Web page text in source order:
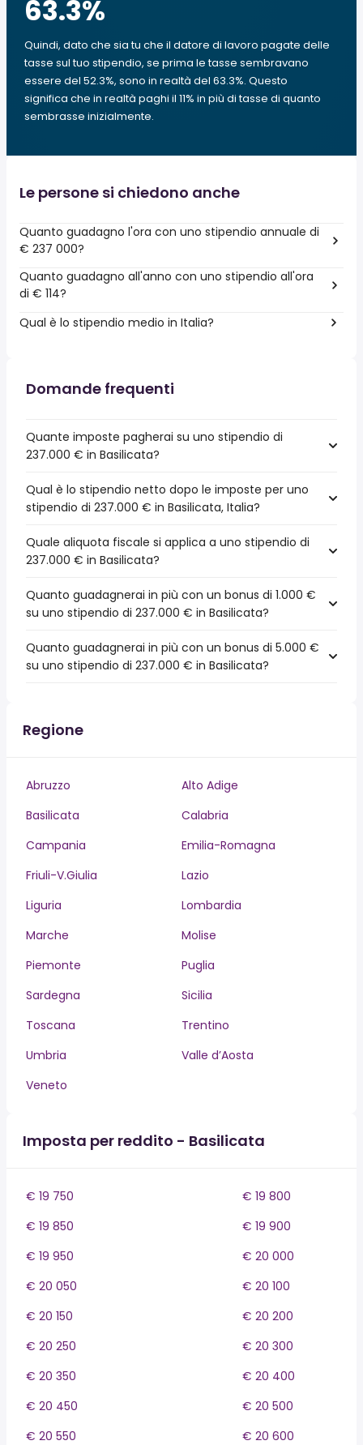
63.3%
Quindi, dato che sia tu che il datore di lavoro pagate delle
tasse sul tuo stipendio, se prima le tasse sembravano
essere del 52.3%, sono in realtà del 63.3%. Questo
significa che in realtà paghi il 11% in più di tasse di quanto
sembrasse inizialmente.
Le persone si chiedono anche
Quanto guadagno l'ora con uno stipendio annuale di
€ 237 000?
Quanto guadagno all'anno con uno stipendio all'ora
di € 114?
Qual è lo stipendio medio in Italia?
Domande frequenti
Quante imposte pagherai su uno stipendio di
237.000 € in Basilicata?
Qual è lo stipendio netto dopo le imposte per uno
stipendio di 237.000 € in Basilicata, Italia?
Quale aliquota fiscale si applica a uno stipendio di
237.000 € in Basilicata?
Quanto guadagnerai in più con un bonus di 1.000 €
su uno stipendio di 237.000 € in Basilicata?
Quanto guadagnerai in più con un bonus di 5.000 €
su uno stipendio di 237.000 € in Basilicata?
Regione
Abruzzo
Alto Adige
Basilicata
Calabria
Campania
Emilia-Romagna
Friuli-V.Giulia
Lazio
Liguria
Lombardia
Marche
Molise
Piemonte
Puglia
Sardegna
Sicilia
Toscana
Trentino
Umbria
Valle d’Aosta
Veneto
Imposta per reddito - Basilicata
€ 19 750
€ 19 800
€ 19 850
€ 19 900
€ 19 950
€ 20 000
€ 20 050
€ 20 100
€ 20 150
€ 20 200
€ 20 250
€ 20 300
€ 20 350
€ 20 400
€ 20 450
€ 20 500
€ 20 550
€ 20 600